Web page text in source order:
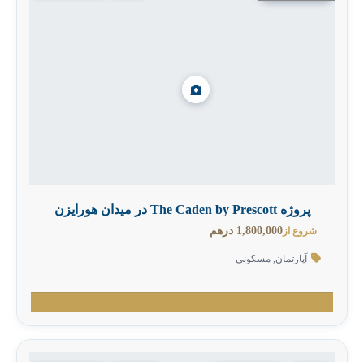
پروژه The Caden by Prescott در میدان هورایزن
شروع از 1,800,000 درهم
آپارتمان,مسکونی